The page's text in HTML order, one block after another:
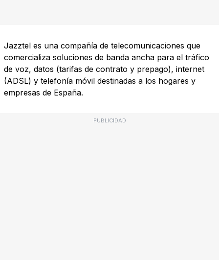
Jazztel es una compañía de telecomunicaciones que
comercializa soluciones de banda ancha para el tráfico
de voz, datos (tarifas de contrato y prepago), internet
(ADSL) y telefonía móvil destinadas a los hogares y
empresas de España.
PUBLICIDAD